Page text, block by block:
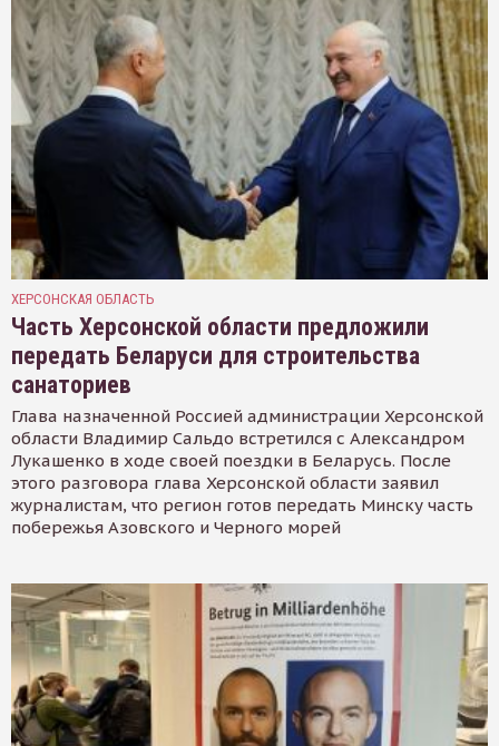
ХЕРСОНСКАЯ ОБЛАСТЬ
Часть Херсонской области предложили
передать Беларуси для строительства
санаториев
Глава назначенной Россией администрации Херсонской
области Владимир Сальдо встретился с Александром
Лукашенко в ходе своей поездки в Беларусь. После
этого разговора глава Херсонской области заявил
журналистам, что регион готов передать Минску часть
побережья Азовского и Черного морей